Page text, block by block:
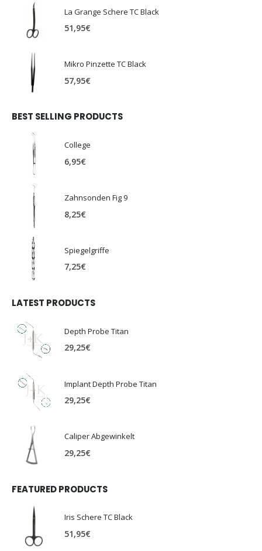
La Grange Schere TC Black
51,95€
Mikro Pinzette TC Black
57,95€
BEST SELLING PRODUCTS
College
6,95€
Zahnsonden Fig 9
8,25€
Spiegelgriffe
7,25€
LATEST PRODUCTS
Depth Probe Titan
29,25€
Implant Depth Probe Titan
29,25€
Caliper Abgewinkelt
29,25€
FEATURED PRODUCTS
Iris Schere TC Black
51,95€